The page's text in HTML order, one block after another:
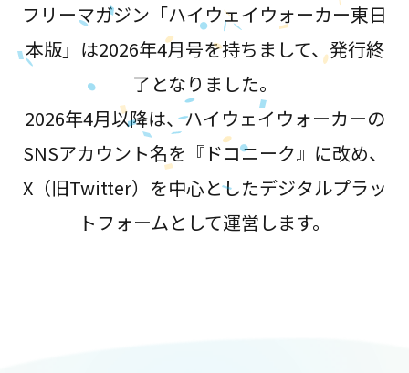
フリーマガジン「ハイウェイウォーカー東日
本版」は2026年4月号を持ちまして、発行終
了となりました。
2026年4月以降は、ハイウェイウォーカーの
SNSアカウント名を『ドコニーク』に改め、
X（旧Twitter）を中心としたデジタルプラッ
トフォームとして運営します。